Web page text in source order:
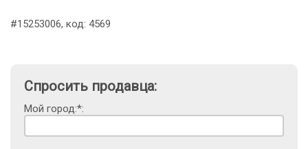
#15253006, код: 4569
Спросить продавца:
Мой город:*: